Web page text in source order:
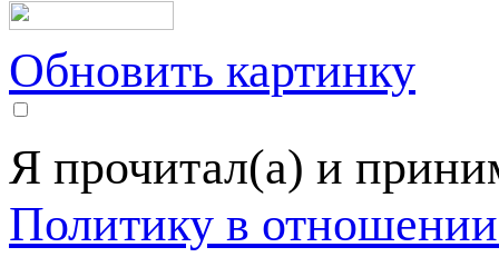
Обновить картинку
Я прочитал(а) и
Политику в